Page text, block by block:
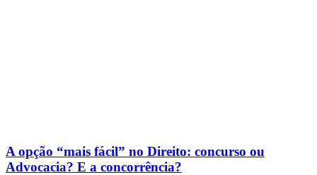
A opção “mais fácil” no Direito: concurso ou
Advocacia? E a concorrência?